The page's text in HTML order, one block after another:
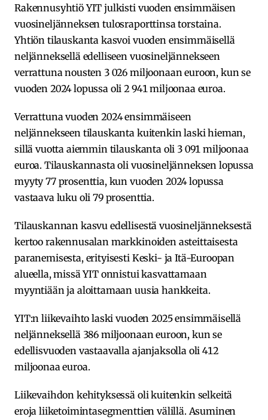
Rakennusyhtiö YIT julkisti vuoden ensimmäisen
vuosineljänneksen tulosraporttinsa torstaina.
Yhtiön tilauskanta kasvoi vuoden ensimmäisellä
neljänneksellä edelliseen vuosineljännekseen
verrattuna nousten 3 026 miljoonaan euroon, kun se
vuoden 2024 lopussa oli 2 941 miljoonaa euroa.
Verrattuna vuoden 2024 ensimmäiseen
neljännekseen tilauskanta kuitenkin laski hieman,
sillä vuotta aiemmin tilauskanta oli 3 091 miljoonaa
euroa. Tilauskannasta oli vuosineljänneksen lopussa
myyty 77 prosenttia, kun vuoden 2024 lopussa
vastaava luku oli 79 prosenttia.
Tilauskannan kasvu edellisestä vuosineljänneksestä
kertoo rakennusalan markkinoiden asteittaisesta
paranemisesta, erityisesti Keski- ja Itä-Euroopan
alueella, missä YIT onnistui kasvattamaan
myyntiään ja aloittamaan uusia hankkeita.
YIT:n liikevaihto laski vuoden 2025 ensimmäisellä
neljänneksellä 386 miljoonaan euroon, kun se
edellisvuoden vastaavalla ajanjaksolla oli 412
miljoonaa euroa.
Liikevaihdon kehityksessä oli kuitenkin selkeitä
eroja liiketoimintasegmenttien välillä. Asuminen